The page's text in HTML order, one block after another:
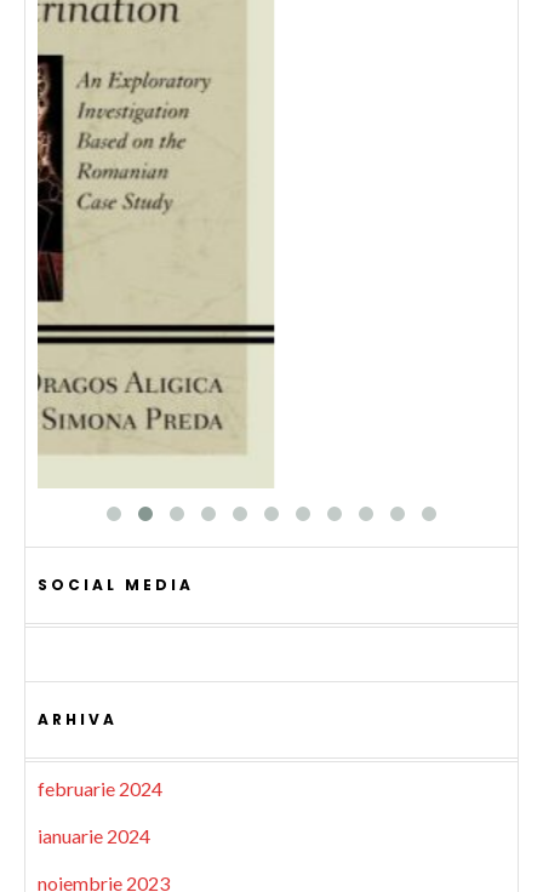
SOCIAL MEDIA
ARHIVA
februarie 2024
ianuarie 2024
noiembrie 2023